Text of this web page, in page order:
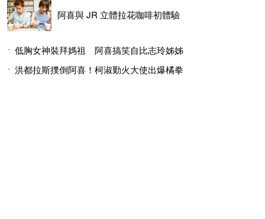
阿喜與 JR 立體拉花咖啡初體驗
低胸女神裝拜媽祖 阿喜搞笑自比志玲姊姊
洪都拉斯撲倒阿喜！柯淑勤火大使出爆橘拳